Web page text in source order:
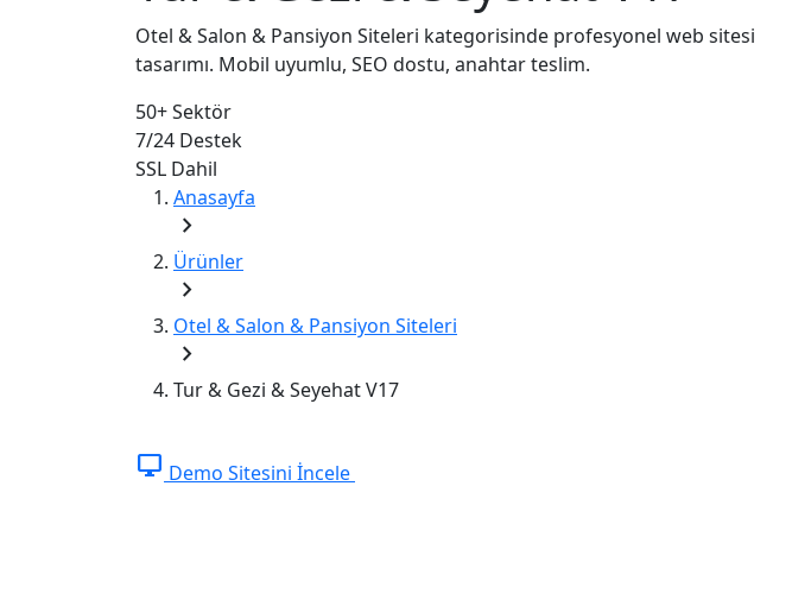
Otel & Salon & Pansiyon Siteleri kategorisinde profesyonel web sitesi
tasarımı. Mobil uyumlu, SEO dostu, anahtar teslim.
50+Sektör
7/24 Destek
SSL Dahil
Anasayfa
chevron_right
Ürünler
chevron_right
Otel & Salon & Pansiyon Siteleri
chevron_right
Tur & Gezi & Seyehat V17
desktop_windows Demo Sitesini İncele